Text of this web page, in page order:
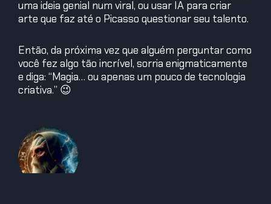
uma ideia genial num viral, ou usar IA para criar
arte que faz até o Picasso questionar seu talento.
Então, da próxima vez que alguém perguntar como
você fez algo tão incrível, sorria enigmaticamente
e diga: “Magia… ou apenas um pouco de tecnologia
criativa.” 😉